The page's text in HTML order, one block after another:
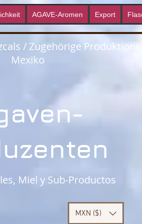
AGAVE-Aromen Export
/ Zugehörige
Mexiko
Miel y Sub-Productos
MXN ($)